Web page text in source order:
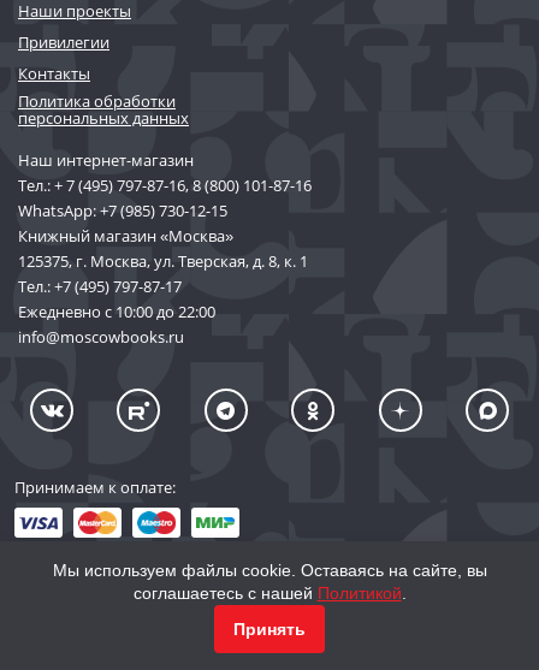
Наши проекты
Привилегии
Контакты
Политика обработки
персональных данных
Наш интернет-магазин
Тел.:+ 7 (495) 797-87-16,8 (800) 101-87-16
WhatsApp:+7 (985) 730-12-15
Книжный магазин «Москва»
125375, г. Москва, ул. Тверская, д. 8, к. 1
Тел.:+7 (495) 797-87-17
Ежедневно с 10:00 до 22:00
info@moscowbooks.ru
Принимаем к оплате:
© 2002–2026 «Торговый Дом Книги «МОСКВА»
Мы используем файлы cookie. Оставаясь на сайте, вы
соглашаетесь с нашей Политикой
Принять